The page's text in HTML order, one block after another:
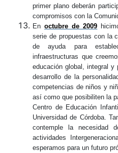
primer plano deberán
compromisos con la
Enoctubre de 2009
serie de propuestas con la
de ayuda para
infraestructuras que
educación global, integral y
desarrollo de la
competencias de niños y
así como que posibiliten la
Centro de Educación
Universidad de Córdoba.
contemple la necesidad
actividades
esperamos para un futuro